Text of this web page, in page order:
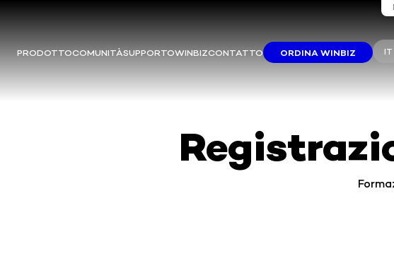
PRODOTTOCOMUNITÀSUPPORTOWINBIZCONTATTO ORDINA WINBIZ IT
Sono previsti
La
Si consiglia di